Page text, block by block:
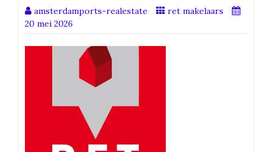
amsterdamports-realestate
ret makelaars
20 mei 2026